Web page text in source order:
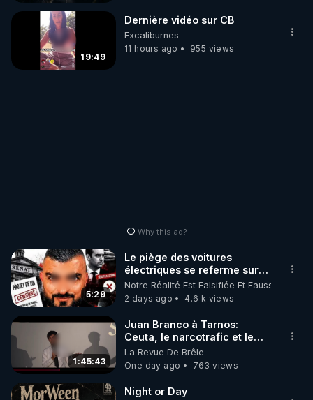
19:49
Dernière vidéo sur CB
Excaliburnes
11 hours ago
955 views
Why this ad?
5:29
Le piège des voitures
électriques se referme sur
les usagers !
Notre Réalité Est Falsifiée Et Fausse
2 days ago
4.6 k views
1:45:43
Juan Branco à Tarnos:
Ceuta, le narcotrafic et le
pouvoir en France
La Revue De Brêle
One day ago
763 views
Night or Day